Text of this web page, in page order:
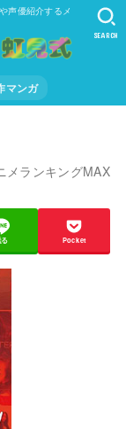
声優紹介するメ
マンガ
SEARCH
メランキングMAX
る Pocket